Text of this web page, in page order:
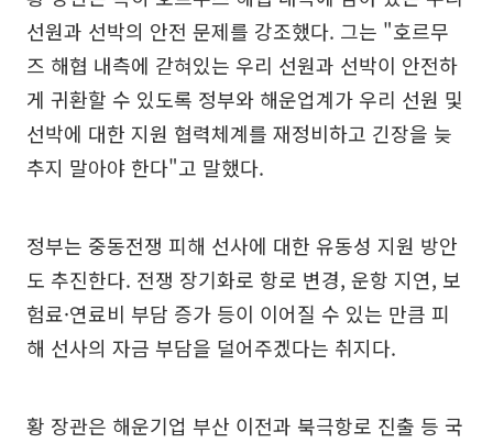
선원과 선박의 안전 문제를 강조했다. 그는 "호르무
즈 해협 내측에 갇혀있는 우리 선원과 선박이 안전하
게 귀환할 수 있도록 정부와 해운업계가 우리 선원 및
선박에 대한 지원 협력체계를 재정비하고 긴장을 늦
추지 말아야 한다"고 말했다.
정부는 중동전쟁 피해 선사에 대한 유동성 지원 방안
도 추진한다. 전쟁 장기화로 항로 변경, 운항 지연, 보
험료·연료비 부담 증가 등이 이어질 수 있는 만큼 피
해 선사의 자금 부담을 덜어주겠다는 취지다.
황 장관은 해운기업 부산 이전과 북극항로 진출 등 국